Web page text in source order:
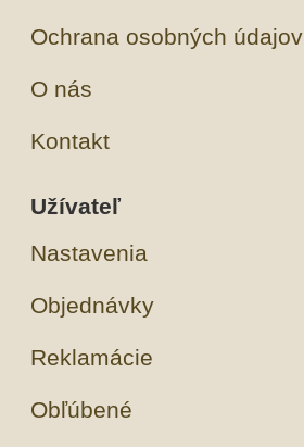
Ochrana osobných údajov
O nás
Kontakt
Užívateľ
Nastavenia
Objednávky
Reklamácie
Obľúbené